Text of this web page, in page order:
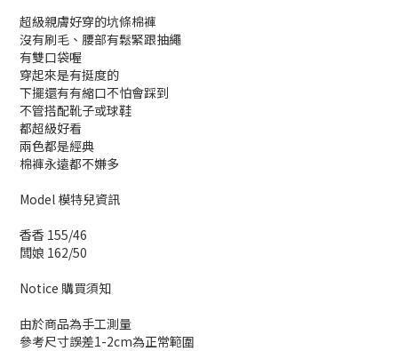
超級親膚好穿的坑條棉褲
沒有刷毛、腰部有鬆緊跟抽繩
有雙口袋喔
穿起來是有挺度的
下擺還有有縮口不怕會踩到
不管搭配靴子或球鞋
都超級好看
兩色都是經典
棉褲永遠都不嫌多
Model 模特兒資訊
香香 155/46
闆娘 162/50
Notice 購買須知
由於商品為手工測量
參考尺寸誤差1-2cm為正常範圍